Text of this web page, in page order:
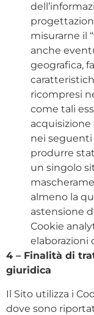
misurarne il
anche
geografica,
ricompresi
come tali
acquisizione
nei
produrre
un singolo
almeno la
astensione
Cookie
elaborazioni
4 – Finalità di
giuridica
Il Sito utilizza i
dove sono